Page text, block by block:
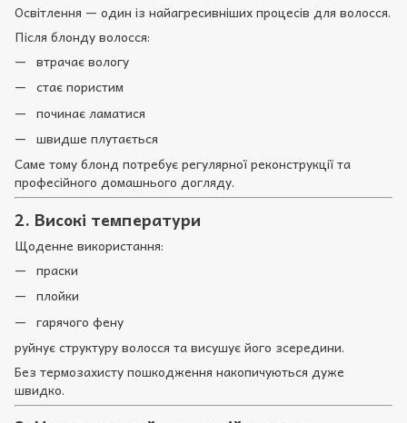
Освітлення — один із найагресивніших процесів для волосся.
Після блонду волосся:
втрачає вологу
стає пористим
починає ламатися
швидше плутається
Саме тому блонд потребує регулярної реконструкції та
професійного домашнього догляду.
2. Високі температури
Щоденне використання:
праски
плойки
гарячого фену
руйнує структуру волосся та висушує його зсередини.
Без термозахисту пошкодження накопичуються дуже
швидко.